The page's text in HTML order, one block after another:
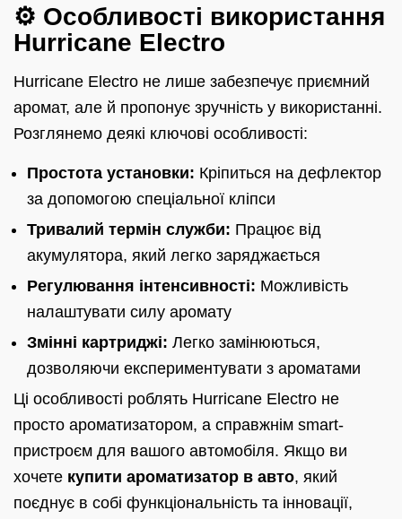
⚙️ Особливості використання
Hurricane Electro
Hurricane Electro не лише забезпечує приємний
аромат, але й пропонує зручність у використанні.
Розглянемо деякі ключові особливості:
Простота установки: Кріпиться на дефлектор
за допомогою спеціальної кліпси
Тривалий термін служби: Працює від
акумулятора, який легко заряджається
Регулювання інтенсивності: Можливість
налаштувати силу аромату
Змінні картриджі: Легко замінюються,
дозволяючи експериментувати з ароматами
Ці особливості роблять Hurricane Electro не
просто ароматизатором, а справжнім smart-
пристроєм для вашого автомобіля. Якщо ви
хочете купити ароматизатор в авто, який
поєднує в собі функціональність та інновації,